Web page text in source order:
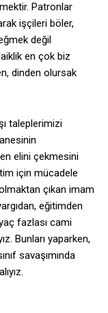
Patronlar
işçileri böler,
değil
en çok biz
dinden olursak
taleplerimizi
elini çekmesini
için mücadele
çıkan imam
eğitimden
fazlası cami
Bunları yaparken,
savaşımında